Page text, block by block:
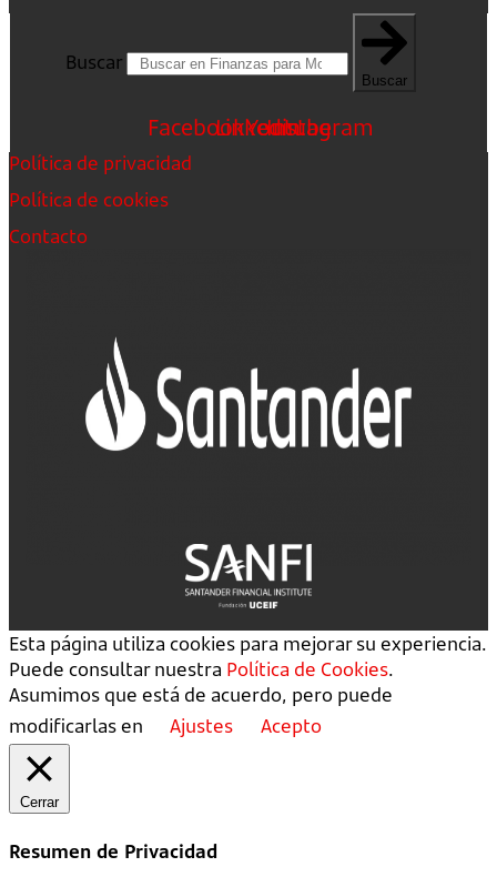
Buscar
Buscar
FacebookLinkedin
Youtube
Instagram
Política de privacidad
Política de cookies
Contacto
Esta página utiliza cookies para mejorar su experiencia.
Puede consultar nuestra Política de Cookies.
Asumimos que está de acuerdo, pero puede
modificarlas en
Ajustes Acepto
Cerrar
Resumen de Privacidad